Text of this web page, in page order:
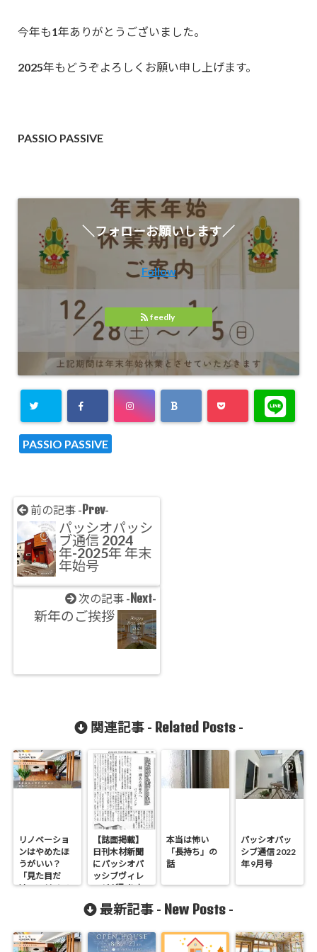
今年も1年ありがとうございました。
2025年もどうぞよろしくお願い申し上げます。
PASSIO PASSIVE
＼フォローお願いします／
Follow
feedly
PASSIO PASSIVE
前の記事 - Prev-
パッシオパッシ
ブ通信 2024
年-2025年 年末
年始号
次の記事 - Next-
新年のご挨拶
関連記事 - Related Posts-
リノベーショ
ンはやめたほ
うがいい？
「見た目だ
け」のリノベ
【誌面掲載】
日刊木材新聞
にパッシオパ
ッシブヴィレ
ッジが取り上
げられました
本当は怖い
「長持ち」の
話
パッシオパッ
シブ通信 2022
年 9月号
最新記事 - New Posts -